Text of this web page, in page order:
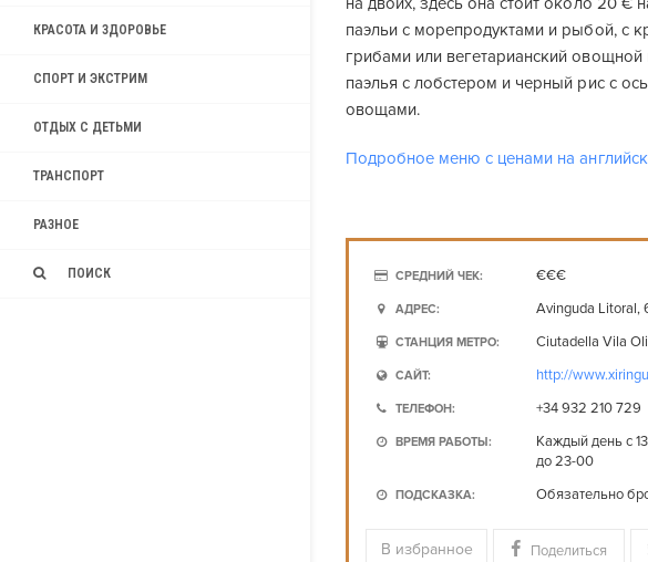
КРАСОТА И ЗДОРОВЬЕ
СПОРТ И ЭКСТРИМ
ОТДЫХ С ДЕТЬМИ
ТРАНСПОРТ
РАЗНОЕ
ПОИСК
паэльи с морепродуктами и рыбой, с
грибами или вегетарианский
паэлья с лобстером и черный рис с
овощами.
Подробное меню с ценами на
СРЕДНИЙ ЧЕК: €€€
АДРЕС: Avinguda Litoral,
СТАНЦИЯ МЕТРО: Ciutadella Vila
САЙТ: http://
ТЕЛЕФОН: +34 932 210 729
ВРЕМЯ РАБОТЫ:
Каждый день с
до 23-00
ПОДСКАЗКА: Обязательно
В избранное Поделиться